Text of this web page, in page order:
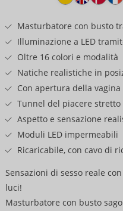
prodotto
Masturbatore con busto
Illuminazione a LED
Oltre 16 colori e modalità
Natiche realistiche in
Con apertura della
Tunnel del piacere
Aspetto e sensazione
Moduli LED impermeabili
Ricaricabile, con cavo di
Sensazioni di sesso reale
luci!
Masturbatore con busto